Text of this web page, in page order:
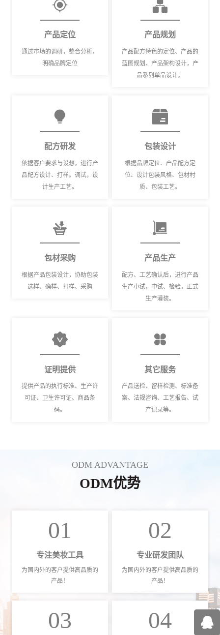
产品定位
通过市场的调研，整合分析，
明确品牌定位
产品规划
产品配方特色的定位、产品的
蓝图规划、产品架构设计，产
品系列单品设计。
配方研发
依据客户要求与设想。进行产
品配方设计、打样。调试，设
计生产工艺。
包装设计
根据品牌定位、产品配方定
位、设计包装风格、包材村
质、包装工艺。
包材采购
根据产品包装设计，协助包装
选样、确样、打样、采购
产品生产
配方、工艺确认后，进行产品
生产小试，中试、检验，正式
生产灌装。
证明提供
提供产品的执行标准、生产许
可证、卫生许可证、商品条
码。
其它服务
产品送检、留样检测、标准备
案、法规咨询、工艺报告、试
产记录等。
ODM ADVANTAGE
ODM优势
01
专注美妆工具
为国内外的客户提供高品质的
产品！
02
专业研发团队
为国内外的客户提供高品质的
产品！
03 04